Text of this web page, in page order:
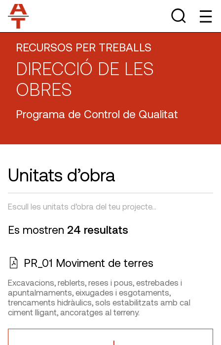
RECURSOS PER TREBALLS
DIRECCIÓ DE LES
OBRES
Programa de Control de Qualitat
Unitats d’obra
Escull les unitats d’obra del teu projecte…
Es mostren 24 resultats
PR_01 Moviment de terres
Excavacions, reblerts, reses i pous, estrebades i
apuntalmaments, eixugades i esgotaments,
trencaments hidràulics, sols estabilitzats amb cal
ciment lligant, ancoratges al terreny.